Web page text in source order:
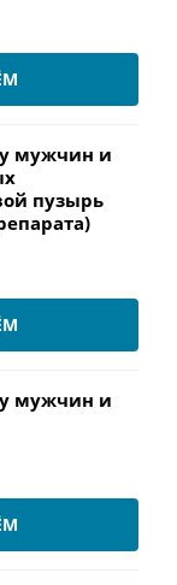
у мужчин и
пузырь
у мужчин и